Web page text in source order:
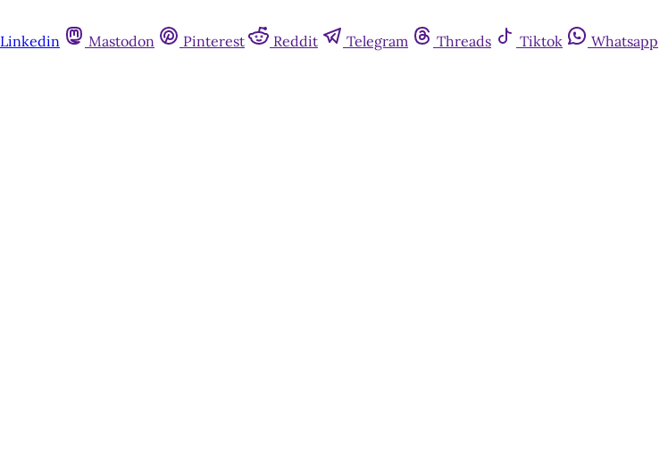
Linkedin Mastodon Pinterest Reddit Telegram Threads Tiktok
Whatsapp